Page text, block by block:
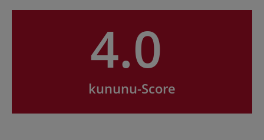
4.0
kununu-Score